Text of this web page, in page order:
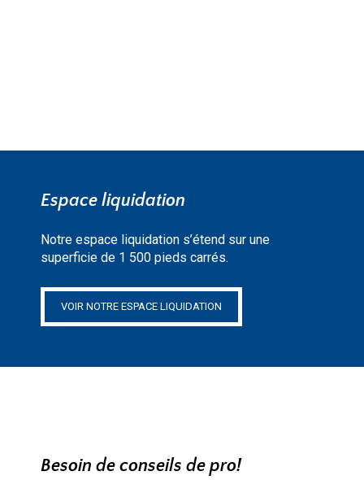
Espace liquidation
Notre espace liquidation s’étend sur une
superficie de 1 500 pieds carrés.
VOIR NOTRE ESPACE LIQUIDATION
Besoin de conseils de pro!